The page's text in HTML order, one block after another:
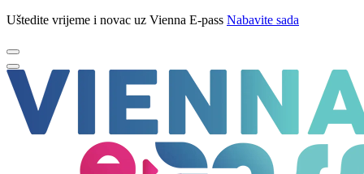
Uštedite vrijeme i novac uz Vienna E-pass Nabavite sada